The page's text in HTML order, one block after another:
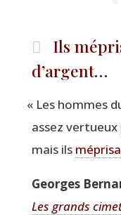
Ils
d’argent…
« Les hommes
assez
mais ils
Georges
Les grands